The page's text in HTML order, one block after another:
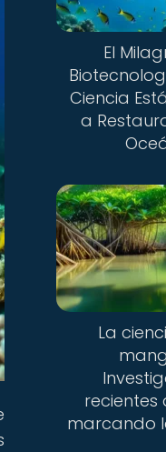
El
Ciencia
a
La
recientes
marcando